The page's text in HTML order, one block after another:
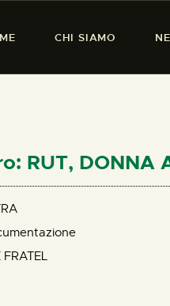
CHI SIAMO
RUT, DONNA
FRATEL